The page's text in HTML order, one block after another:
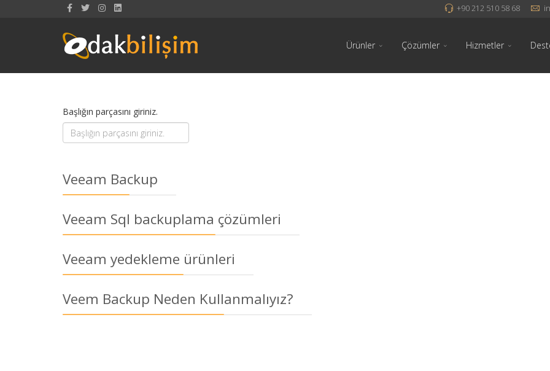
+90 212 510 58 68
Ürünler Çözümler Hizmetler
Başlığın parçasını giriniz.
Veeam Backup
Veeam Sql backuplama çözümleri
Veeam yedekleme ürünleri
Veem Backup Neden Kullanmalıyız?